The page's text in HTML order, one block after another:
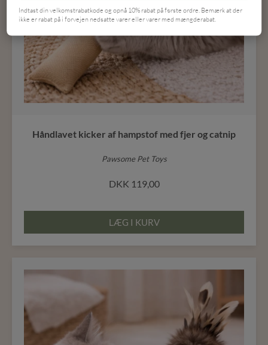
Håndlavet kicker af hampstof med fjer og catnip
Pawsome Pet Toys
DKK 119,00
LÆG I KURV
Indtast din velkomstrabatkode og opnå 10% rabat på første ordre. Bemærk at der
ikke er rabat på i forvejen nedsatte varer eller varer med mængderabat.